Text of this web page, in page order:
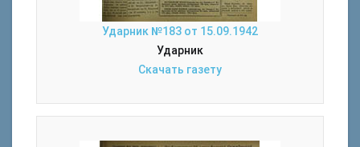
Ударник №183 от 15.09.1942
Ударник
Скачать газету